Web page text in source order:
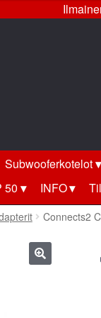
Subwooferkotelot
50 INFO
Connects2